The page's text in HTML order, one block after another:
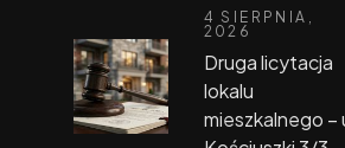
4 SIERPNIA,
2026
Druga licytacja
lokalu
mieszkalnego –